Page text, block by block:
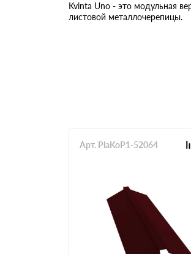
Kvinta Uno - это модульная
листовой металлочерепицы.
Арт. PlaKoP1-52064